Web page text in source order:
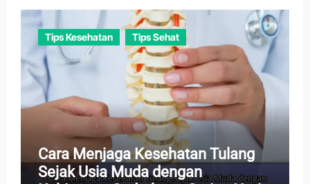
Tips Kesehatan Tips Sehat
Cara Menjaga Kesehatan Tulang
Sejak Usia Muda dengan